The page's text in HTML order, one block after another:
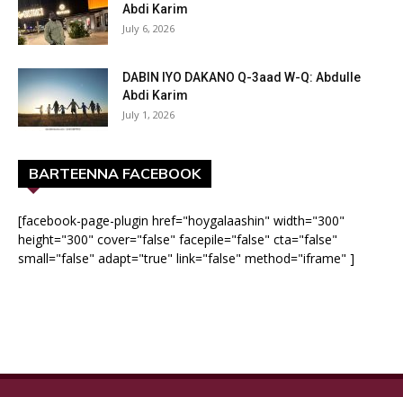
Abdi Karim
July 6, 2026
DABIN IYO DAKANO Q-3aad W-Q: Abdulle
Abdi Karim
July 1, 2026
BARTEENNA FACEBOOK
[facebook-page-plugin href="hoygalaashin" width="300"
height="300" cover="false" facepile="false" cta="false"
small="false" adapt="true" link="false" method="iframe" ]